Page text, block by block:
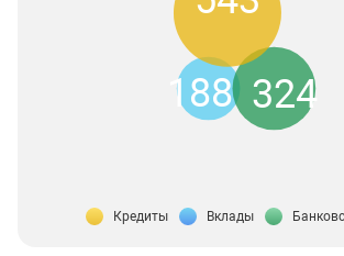
188 324
Кредиты Вклады